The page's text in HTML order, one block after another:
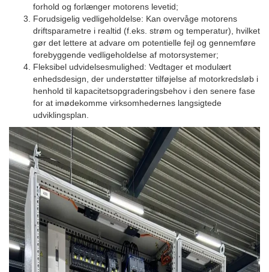
forhold og forlænger motorens levetid;
Forudsigelig vedligeholdelse: Kan overvåge motorens
driftsparametre i realtid (f.eks. strøm og temperatur), hvilket
gør det lettere at advare om potentielle fejl og gennemføre
forebyggende vedligeholdelse af motorsystemer;
Fleksibel udvidelsesmulighed: Vedtager et modulært
enhedsdesign, der understøtter tilføjelse af motorkredsløb i
henhold til kapacitetsopgraderingsbehov i den senere fase
for at imødekomme virksomhedernes langsigtede
udviklingsplan.